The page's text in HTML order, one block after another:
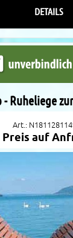
DETAILS
- Ruheliege
Art.:
Preis auf